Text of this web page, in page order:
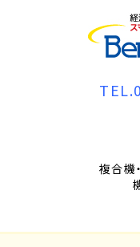
複合機